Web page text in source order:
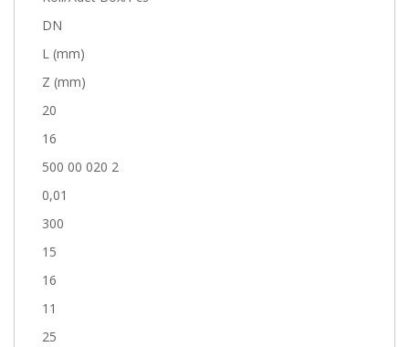
DN
L (mm)
Z (mm)
20
16
500 00 020 2
0,01
300
15
16
11
25